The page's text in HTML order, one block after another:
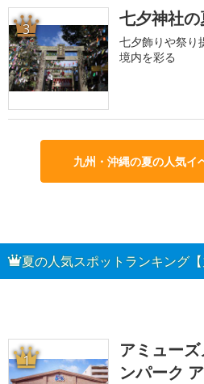
3 七夕神社
七夕飾りや祭り
境内を彩る
九州・沖縄の夏の人気イ
夏の人気スポットランキング
1
アミュー
ンパーク